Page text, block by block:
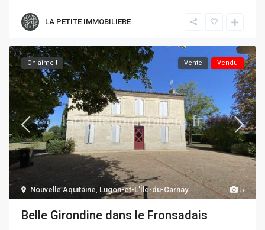
LA PETITE IMMOBILIERE
5
Nouvelle Aquitaine, Lugon-et-L'Île-du-Carnay
On aime ! Vente Vendu
Belle Girondine dans le Fronsadais